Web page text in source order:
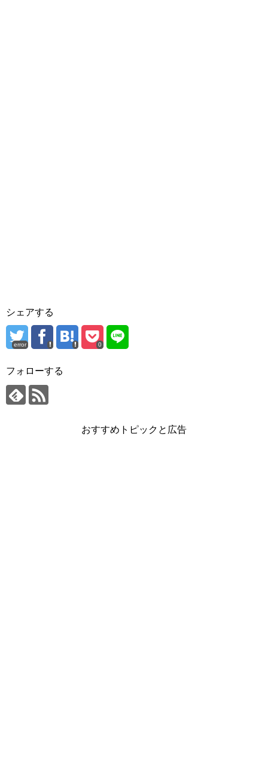
シェアする
error 0
フォローする
おすすめトピックと広告